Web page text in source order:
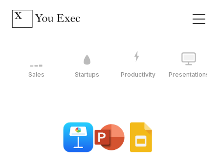
Sales Startups Productivity Presentations